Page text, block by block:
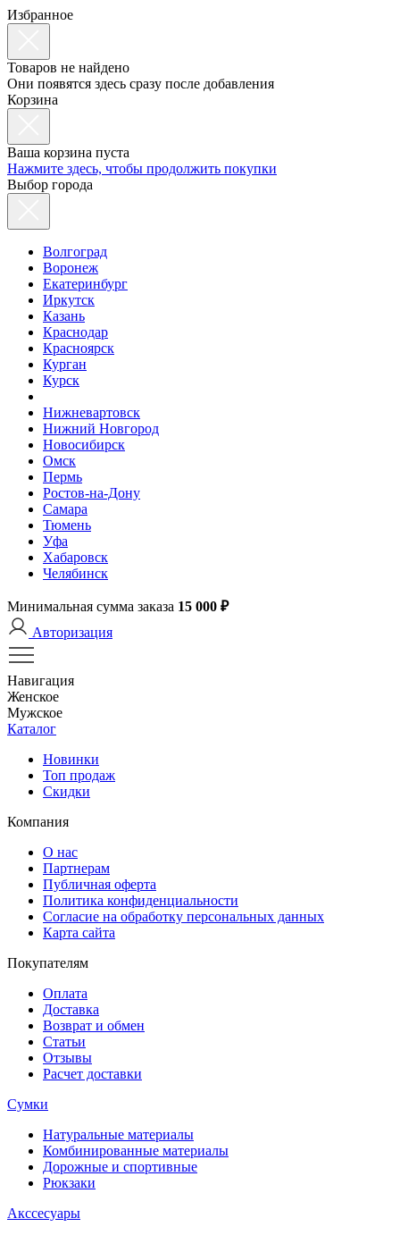
Избранное
Товаров не найдено
Они появятся здесь сразу после добавления
Корзина
Ваша корзина пуста
Нажмите здесь, чтобы продолжить покупки
Выбор города
Волгоград
Воронеж
Екатеринбург
Иркутск
Казань
Краснодар
Красноярск
Курган
Курск
Нижневартовск
Нижний Новгород
Новосибирск
Омск
Пермь
Ростов-на-Дону
Самара
Тюмень
Уфа
Хабаровск
Челябинск
Минимальная сумма заказа 15 000 ₽
Авторизация
Навигация
Женское
Мужское
Каталог
Новинки
Топ продаж
Скидки
Компания
О нас
Партнерам
Публичная оферта
Политика конфиденциальности
Согласие на обработку персональных данных
Карта сайта
Покупателям
Оплата
Доставка
Возврат и обмен
Статьи
Отзывы
Расчет доставки
Сумки
Натуральные материалы
Комбинированные материалы
Дорожные и спортивные
Рюкзаки
Акссесуары